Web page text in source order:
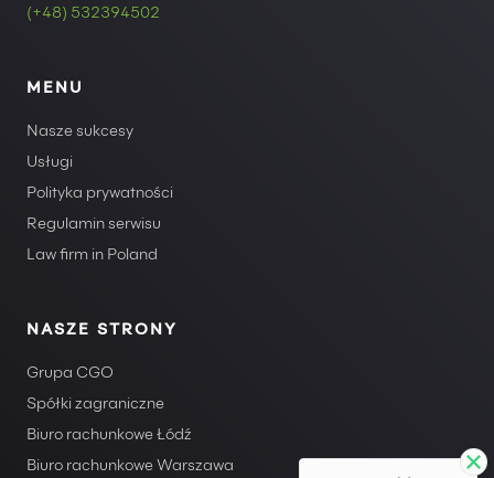
(+48) 532394502
MENU
Nasze sukcesy
Usługi
Polityka prywatności
Regulamin serwisu
Law firm in Poland
NASZE STRONY
Grupa CGO
Spółki zagraniczne
Biuro rachunkowe Łódź
Biuro rachunkowe Warszawa